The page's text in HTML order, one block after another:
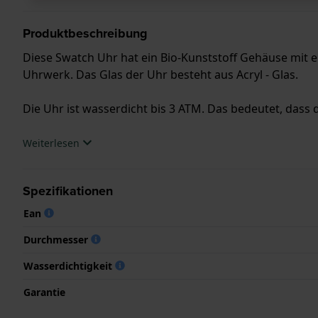
Produktbeschreibung
Diese Swatch Uhr hat ein Bio-Kunststoff Gehäuse
Uhrwerk. Das Glas der Uhr besteht aus Acryl - Glas.
Die Uhr ist wasserdicht bis 3 ATM. Das bedeutet,
.Weiterlesen
Spezifikationen
Ean
Durchmesser
Wasserdichtigkeit
Garantie